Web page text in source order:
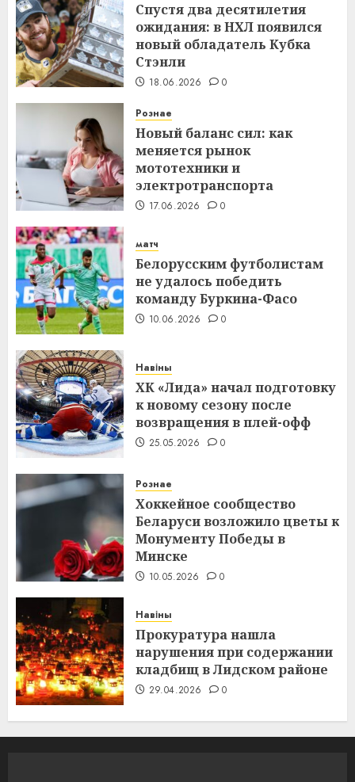
Спустя два десятилетия
ожидания: в НХЛ появился
новый обладатель Кубка
Стэнли
18.06.2026 0
Рознае
Новый баланс сил: как
меняется рынок
мототехники и
электротранспорта
17.06.2026 0
матч
Белорусским футболистам
не удалось победить
команду Буркина-Фасо
10.06.2026 0
Навіны
ХК «Лида» начал подготовку
к новому сезону после
возвращения в плей-офф
25.05.2026 0
Рознае
Хоккейное сообщество
Беларуси возложило цветы к
Монументу Победы в
Минске
10.05.2026 0
Навіны
Прокуратура нашла
нарушения при содержании
кладбищ в Лидском районе
29.04.2026 0